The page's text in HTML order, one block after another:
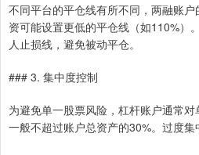
不同平台的平仓线有所不同，两融账
资可能设置更低的平仓线（如110%）
人止损线，避免被动平仓。
### 3. 集中度控制
为避免单一股票风险，杠杆账户通常对
一般不超过账户总资产的30%。过度集